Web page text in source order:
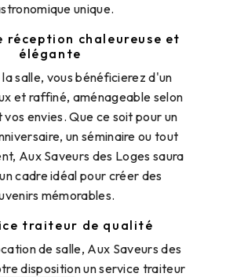
unique.
réception chaleureuse et
élégante
salle, vous bénéficierez d'un
et raffiné, aménageable selon
vos envies. Que ce soit pour un
un séminaire ou tout
Aux Saveurs des Loges saura
cadre idéal pour créer des
mémorables.
traiteur de qualité
de salle, Aux Saveurs des
disposition un service traiteur